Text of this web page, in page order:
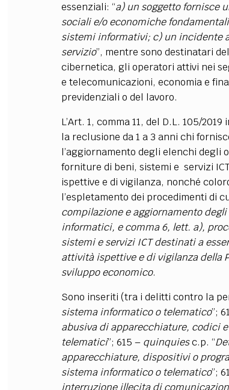
essenziali: “a) un soggetto fornisce
sociali e/o economiche
sistemi informativi; c) un incidente
servizio”, mentre sono destinatari
cibernetica, gli operatori attivi nei
e telecomunicazioni, economia e
previdenziali o del lavoro.
L’Art. 1, comma 11, del D.L. 105/
la reclusione da 1 a 3 anni chi
l’aggiornamento degli elenchi degli
forniture di beni, sistemi e servizi
ispettive e di vigilanza, nonché
l’espletamento dei procedimenti di
compilazione e aggiornamento
informatici, e comma 6, lett. a),
sistemi e servizi ICT destinati a
attività ispettive e di vigilanza della
sviluppo economico.
Sono inseriti (tra i delitti contro la
sistema informatico o telematico”;
abusiva di apparecchiature, codici
telematici”; 615 – quinquiesc.p. “
apparecchiature, dispositivi o
sistema informatico o telematico”;
interruzione illecita di